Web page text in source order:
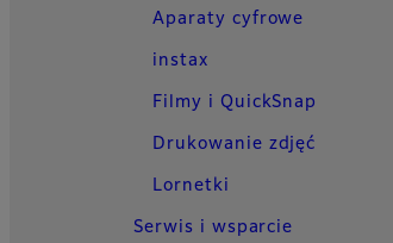
Aparaty cyfrowe
instax
Filmy i QuickSnap
Drukowanie zdjęć
Lornetki
Serwis i wsparcie